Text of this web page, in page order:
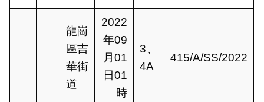
龍崗
區吉
華街
道
2022
年09
月01
日01
時
3、
4A
415/A/SS/2022